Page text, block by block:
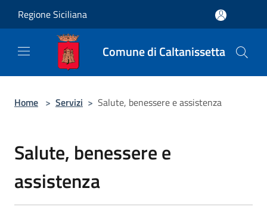
Regione Siciliana
Comune di Caltanissetta
Home > Servizi > Salute, benessere e assistenza
Salute, benessere e
assistenza